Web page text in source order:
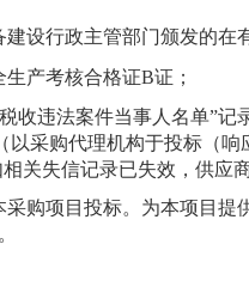
建设行政主管部门颁发的在
生产考核合格证B证；
收违法案件当事人名单”记
采购代理机构于投标（响
关失信记录已失效，供应
购项目投标。为本项目提